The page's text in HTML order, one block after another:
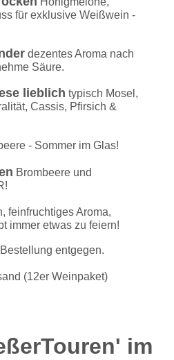
für exklusive Weißwein -
dezentes Aroma nach
Säure.
lieblich typisch Mosel,
Cassis, Pfirsich &
- Sommer im Glas!
Brombeere und
feinfruchtiges Aroma,
immer etwas zu feiern!
entgegen.
(12er Weinpaket)
im